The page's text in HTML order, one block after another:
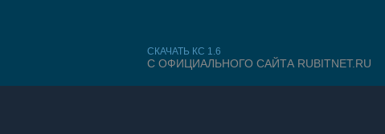
CКАЧАТЬ КС 1.6
С ОФИЦИАЛЬНОГО САЙТА RUBITNET.RU